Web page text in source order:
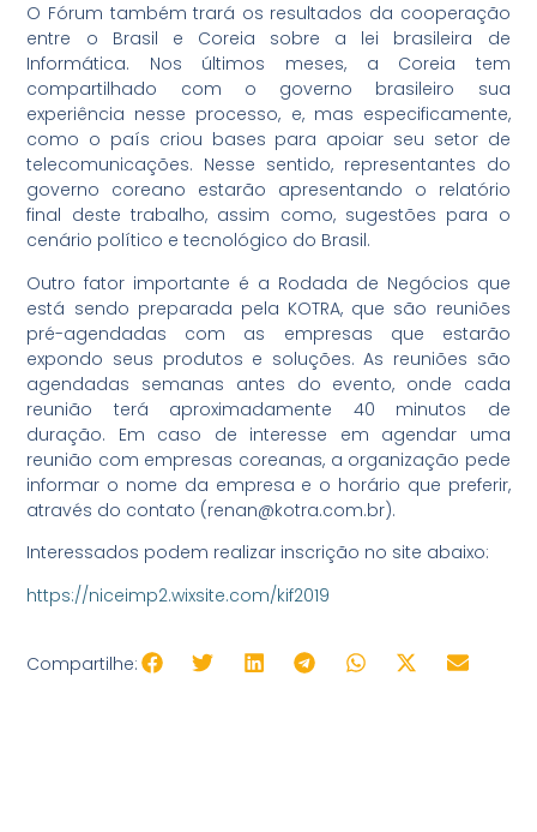
O Fórum também trará os resultados da cooperação
entre o Brasil e Coreia sobre a lei brasileira de
Informática. Nos últimos meses, a Coreia tem
compartilhado com o governo brasileiro sua
experiência nesse processo, e, mas especificamente,
como o país criou bases para apoiar seu setor de
telecomunicações. Nesse sentido, representantes do
governo coreano estarão apresentando o relatório
final deste trabalho, assim como, sugestões para o
cenário político e tecnológico do Brasil.
Outro fator importante é a Rodada de Negócios que
está sendo preparada pela KOTRA, que são reuniões
pré-agendadas com as empresas que estarão
expondo seus produtos e soluções. As reuniões são
agendadas semanas antes do evento, onde cada
reunião terá aproximadamente 40 minutos de
duração. Em caso de interesse em agendar uma
reunião com empresas coreanas, a organização pede
informar o nome da empresa e o horário que preferir,
através do contato (renan@kotra.com.br).
Interessados podem realizar inscrição no site abaixo:
https://niceimp2.wixsite.com/kif2019
Compartilhe: